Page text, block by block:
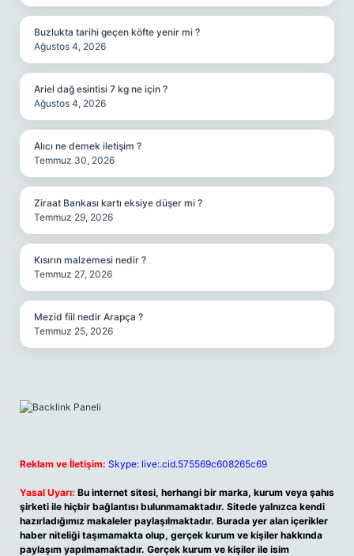
Buzlukta tarihi geçen köfte yenir mi ?
Ağustos 4, 2026
Ariel dağ esintisi 7 kg ne için ?
Ağustos 4, 2026
Alıcı ne demek iletişim ?
Temmuz 30, 2026
Ziraat Bankası kartı eksiye düşer mi ?
Temmuz 29, 2026
Kısırın malzemesi nedir ?
Temmuz 27, 2026
Mezid fiil nedir Arapça ?
Temmuz 25, 2026
Reklam ve İletişim: Skype: live:.cid.575569c608265c69
Yasal Uyarı: Bu internet sitesi, herhangi bir marka, kurum veya şahıs
şirketi ile hiçbir bağlantısı bulunmamaktadır. Sitede yalnızca kendi
hazırladığımız makaleler paylaşılmaktadır. Burada yer alan içerikler
haber niteliği taşımamakta olup, gerçek kurum ve kişiler hakkında
paylaşım yapılmamaktadır. Gerçek kurum ve kişiler ile isim